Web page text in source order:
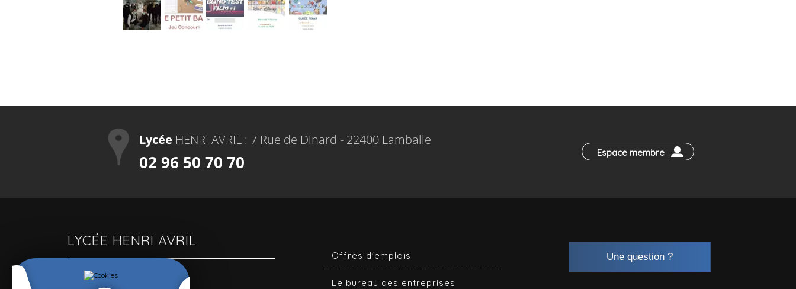
Lycée HENRI AVRIL : 7 Rue de Dinard - 22400 Lamballe
02 96 50 70 70 Espace membre
LYCÉE HENRI AVRIL
Un lycée polyvalent
Offres d'emplois
Le bureau des entreprises
Une question ?